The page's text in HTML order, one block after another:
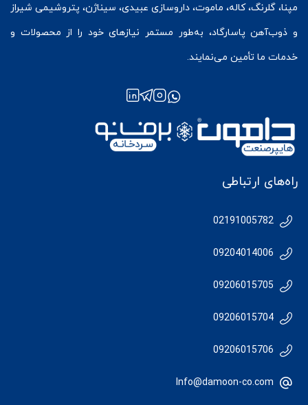
مپنا، گلرنگ، کاله، ماموت، داروسازی عبیدی، سیناژن، پتروشیمی شیراز
و ذوب‌آهن پاسارگاد، به‌طور مستمر نیازهای خود را از محصولات و
خدمات ما تأمین می‌نمایند.
راه‌های ارتباطی
02191005782
09204014006
09206015705
09206015704
09206015706
Info@damoon-co.com